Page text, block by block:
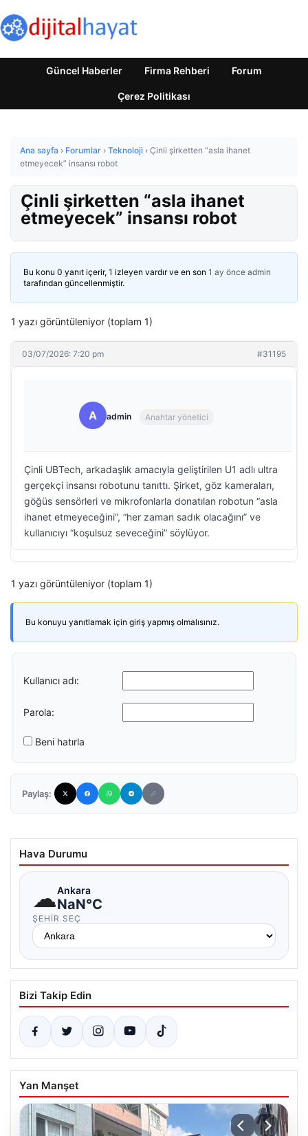
Güncel Haberler Firma Rehberi Forum
Çerez Politikası
Ana sayfa › Forumlar › Teknoloji › Çinli şirketten “asla ihanet
etmeyecek” insansı robot
Çinli şirketten “asla ihanet
etmeyecek” insansı robot
Bu konu 0 yanıt içerir, 1 izleyen vardır ve en son 1 ay önce admin
tarafından güncellenmiştir.
1 yazı görüntüleniyor (toplam 1)
03/07/2026: 7:20 pm #31195
A admin Anahtar yönetici
Çinli UBTech, arkadaşlık amacıyla geliştirilen U1 adlı ultra
gerçekçi insansı robotunu tanıttı. Şirket, göz kameraları,
göğüs sensörleri ve mikrofonlarla donatılan robotun “asla
ihanet etmeyeceğini”, “her zaman sadık olacağını” ve
kullanıcıyı “koşulsuz seveceğini” söylüyor.
1 yazı görüntüleniyor (toplam 1)
Bu konuyu yanıtlamak için giriş yapmış olmalısınız.
Kullanıcı adı:
Parola:
Beni hatırla
Paylaş:
Hava Durumu
☁Ankara
NaN°C
ŞEHIR SEÇ
Bizi Takip Edin
Yan Manşet